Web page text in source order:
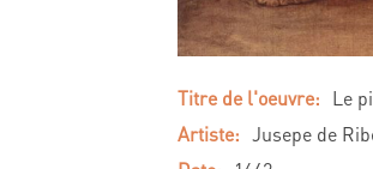
Titre de l'oeuvre: Le
Artiste: Jusepe de